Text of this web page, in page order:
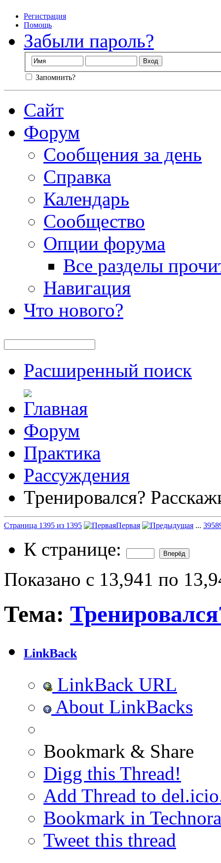
Регистрация
Помощь
Забыли пароль?
Запомнить?
Сайт
Форум
Сообщения за день
Справка
Календарь
Сообщество
Опции форума
Все разделы
Навигация
Что нового?
Расширенный поиск
Форум
Практика
Рассуждения
Тренировался?
Страница 1395 из 1395 Первая ... 395
К странице:
Показано с 13,941 по
Тема:
LinkBack
LinkBack URL
About LinkBacks
Bookmark & Share
Digg this Thread!
Add Thread to
Bookmark in
Tweet this thread